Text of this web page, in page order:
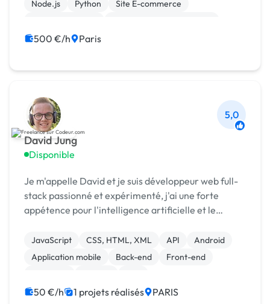
Node.js
Python
Site E-commerce
Experience utilisateur
500 €/h Paris
David Jung
Disponible
5,0
Je m'appelle David et je suis développeur web full-
stack passionné et expérimenté, j'ai une forte
appétence pour l'intelligence artificielle et le
expériences réussies, je me suis spécialisé dans la...
JavaScript CSS, HTML, XML API
Android
Application mobile
Back-end
Front-end
50 €/h 1 projets réalisés PARIS